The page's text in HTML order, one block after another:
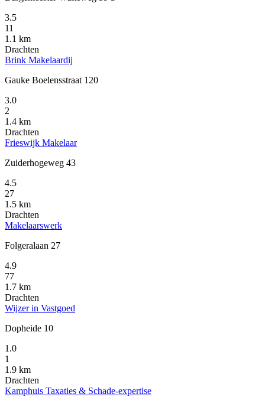
3.5
11
1.1 km
Drachten
Brink Makelaardij
Gauke Boelensstraat 120
3.0
2
1.4 km
Drachten
Frieswijk Makelaar
Zuiderhogeweg 43
4.5
27
1.5 km
Drachten
Makelaarswerk
Folgeralaan 27
4.9
77
1.7 km
Drachten
Wijzer in Vastgoed
Dopheide 10
1.0
1
1.9 km
Drachten
Kamphuis Taxaties & Schade-expertise